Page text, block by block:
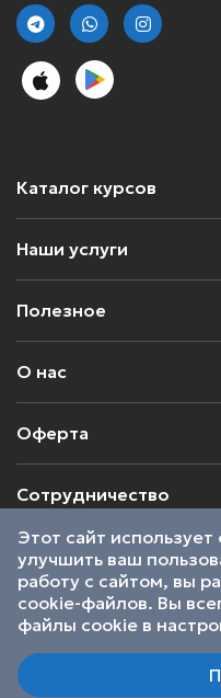
Каталог курсов
Наши услуги
Полезное
О нас
Оферта
Сотрудничество
2026 © SkillsProof | Все
Пользовательское
Этот сайт
улучшить ваш
работу с сайтом, вы
cookie-файлов. Вы
файлы cookie в